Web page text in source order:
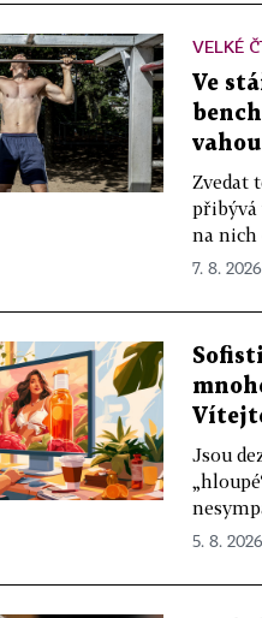
VELKÉ
Ve
Zvedat
přibývá
na nich
7. 8.
Jsou
5. 8.